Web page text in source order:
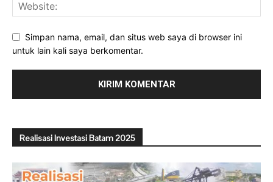
Simpan nama, email, dan situs web saya di browser ini
untuk lain kali saya berkomentar.
Realisasi Investasi Batam 2025